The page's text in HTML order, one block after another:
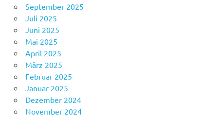
September 2025
Juli 2025
Juni 2025
Mai 2025
April 2025
März 2025
Februar 2025
Januar 2025
Dezember 2024
November 2024